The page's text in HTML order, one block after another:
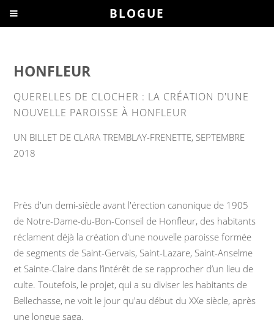
HONFLEUR
QUERELLES DE CLOCHER : LA CRÉATION D'UNE
NOUVELLE PAROISSE À HONFLEUR
UN BILLET DE CLARA TREMBLAY-FRENETTE, SEPTEMBRE
2018
Près d'un demi-siècle avant l'érection canonique de 1905
de Notre-Dame-du-Bon-Conseil de Honfleur, des habitants
réclament déjà la création d'une nouvelle paroisse formée
de segments de Saint-Gervais, Saint-Lazare, Saint-Anselme
et Sainte-Claire dans l’intérêt de se rapprocher d’un lieu de
culte. Toutefois, le projet, qui a su diviser les habitants de
Bellechasse, ne voit le jour qu'au début du XXe siècle, après
une longue saga.
BLOGUE